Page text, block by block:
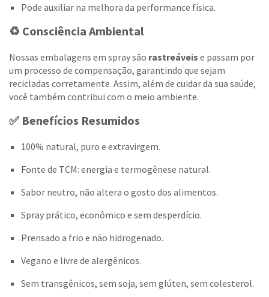
Pode auxiliar na melhora da performance física.
♻️ Consciência Ambiental
Nossas embalagens em spray são rastreáveis e passam por
um processo de compensação, garantindo que sejam
recicladas corretamente. Assim, além de cuidar da sua saúde,
você também contribui com o meio ambiente.
✅ Benefícios Resumidos
100% natural, puro e extravirgem.
Fonte de TCM: energia e termogênese natural.
Sabor neutro, não altera o gosto dos alimentos.
Spray prático, econômico e sem desperdício.
Prensado a frio e não hidrogenado.
Vegano e livre de alergênicos.
Sem transgênicos, sem soja, sem glúten, sem colesterol.